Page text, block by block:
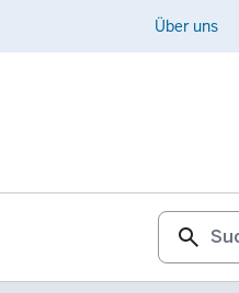
Kontakt
Über uns
search